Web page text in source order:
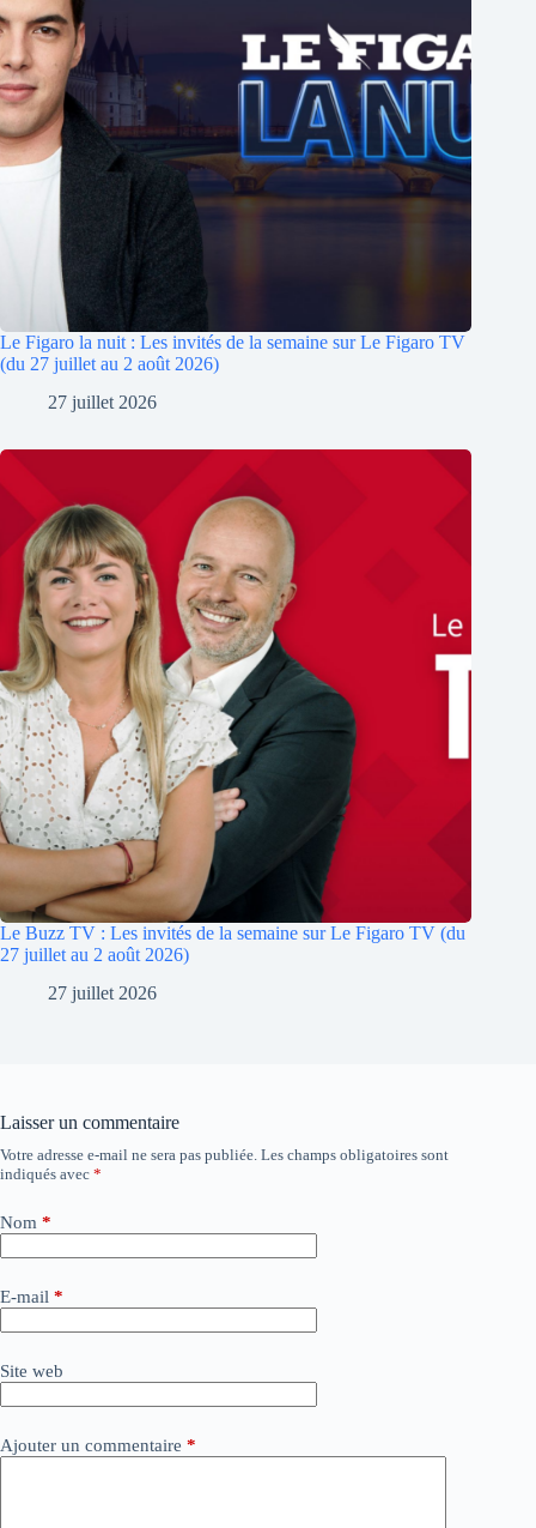
Le Figaro la nuit : Les invités de la semaine sur Le Figaro TV
(du 27 juillet au 2 août 2026)
27 juillet 2026
Le Buzz TV : Les invités de la semaine sur Le Figaro TV (du
27 juillet au 2 août 2026)
27 juillet 2026
Laisser un commentaire
Votre adresse e-mail ne sera pas publiée. Les champs obligatoires sont
indiqués avec *
Nom *
E-mail *
Site web
Ajouter un commentaire *
A
l
e
n
a
t
i
e